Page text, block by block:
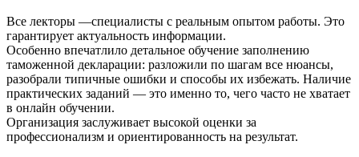
Все лекторы —специалисты с реальным опытом работы. Это
гарантирует актуальность информации.
Особенно впечатлило детальное обучение заполнению
таможенной декларации: разложили по шагам все нюансы,
разобрали типичные ошибки и способы их избежать. Наличие
практических заданий — это именно то, чего часто не хватает
в онлайн обучении.
Организация заслуживает высокой оценки за
профессионализм и ориентированность на результат.